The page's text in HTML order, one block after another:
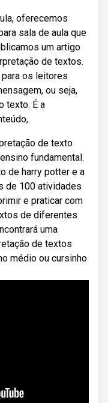
oferecemos
sala de aula que
um artigo
de textos.
os leitores
ou seja,
texto. É a
de texto
fundamental.
de harry potter e a
de 100 atividades
e praticar com
de diferentes
uma
de textos
médio ou cursinho